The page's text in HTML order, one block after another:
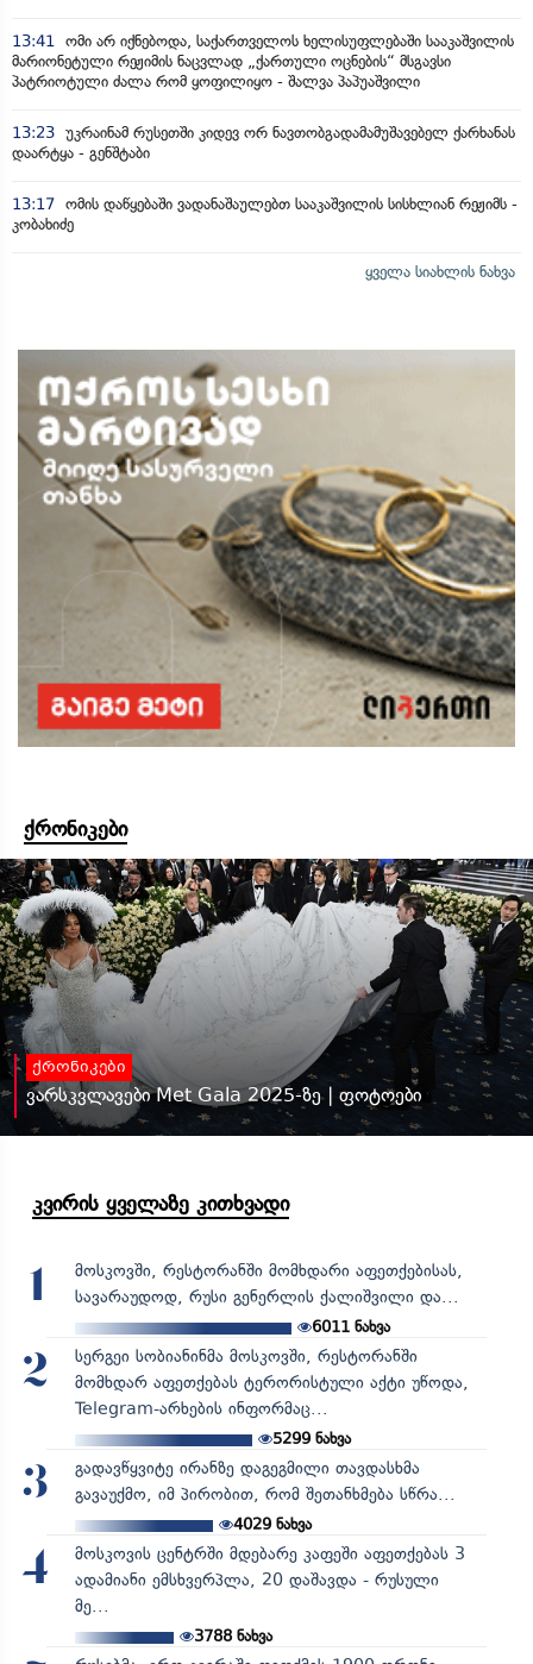
13:41
ომი არ იქნებოდა, საქართველოს ხელისუფლებაში სააკაშვილის
მარიონეტული რეჟიმის ნაცვლად „ქართული ოცნების“ მსგავსი
პატრიოტული ძალა რომ ყოფილიყო - შალვა პაპუაშვილი
13:23 უკრაინამ რუსეთში კიდევ ორ ნავთობგადამამუშავებელ ქარხანას
დაარტყა - გენშტაბი
13:17 ომის დაწყებაში ვადანაშაულებთ სააკაშვილის სისხლიან რეჟიმს -
კობახიძე
ყველა სიახლის ნახვა
ქრონიკები
ქრონიკები
ვარსკვლავები Met Gala 2025-ზე | ფოტოები
კვირის ყველაზე კითხვადი
1
მოსკოვში, რესტორანში მომხდარი აფეთქებისას,
სავარაუდოდ, რუსი გენერლის ქალიშვილი და...
6011 ნახვა
2
სერგეი სობიანინმა მოსკოვში, რესტორანში
მომხდარ აფეთქებას ტერორისტული აქტი უწოდა,
Telegram-არხების ინფორმაც...
5299ნახვა
3
გადავწყვიტე ირანზე დაგეგმილი თავდასხმა
გავაუქმო, იმ პირობით, რომ შეთანხმება სწრა...
4029ნახვა
4
მოსკოვის ცენტრში მდებარე კაფეში აფეთქებას 3
ადამიანი ემსხვერპლა, 20 დაშავდა - რუსული
მე...
3788ნახვა